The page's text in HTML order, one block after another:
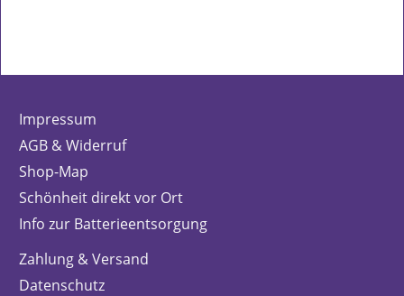
Impressum
AGB & Widerruf
Shop-Map
Schönheit direkt vor Ort
Info zur Batterieentsorgung
Zahlung & Versand
Datenschutz